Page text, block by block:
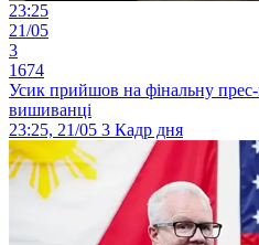
23:25
21/05
3
1674
Усик прийшов на фінальну
вишиванці
23:25, 21/05 3 Кадр дня